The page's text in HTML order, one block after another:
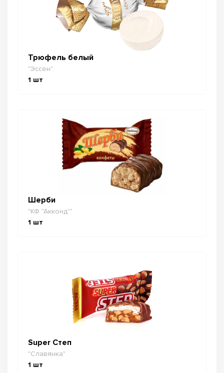
Трюфель белый
"Эссен"
1 шт
Шерби
"КФ "Акконд""
1 шт
Super Степ
"Славянка"
1 шт